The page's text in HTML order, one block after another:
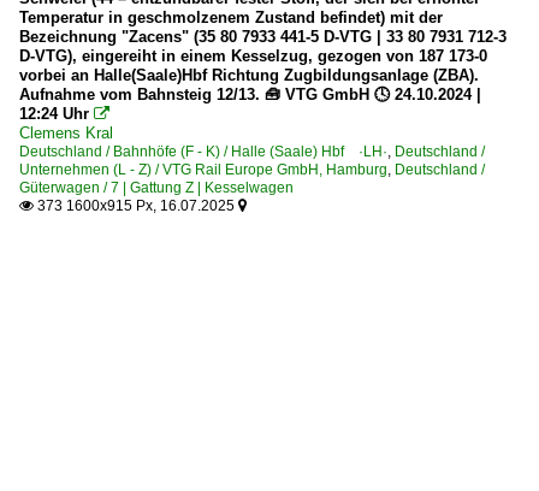
Temperatur in geschmolzenem Zustand befindet) mit der
Bezeichnung "Zacens" (35 80 7933 441-5 D-VTG | 33 80 7931 712-3
D-VTG), eingereiht in einem Kesselzug, gezogen von 187 173-0
vorbei an Halle(Saale)Hbf Richtung Zugbildungsanlage (ZBA).
Aufnahme vom Bahnsteig 12/13. 🧰 VTG GmbH 🕓 24.10.2024 |
12:24 Uhr 
Clemens Kral
Deutschland / Bahnhöfe (F - K) / Halle (Saale) Hbf ·LH·, Deutschland /
Unternehmen (L - Z) / VTG Rail Europe GmbH, Hamburg, Deutschland /
Güterwagen / 7 | Gattung Z | Kesselwagen
 373 1600x915 Px, 16.07.2025 